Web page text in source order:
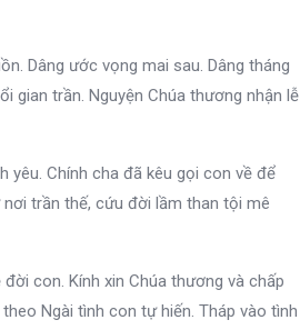
Dâng ước vọng mai sau. Dâng tháng
gian trần. Nguyện Chúa thương nhận lễ
yêu. Chính cha đã kêu gọi con về để
trần thế, cứu đời lầm than tội mê
con. Kính xin Chúa thương và chấp
Ngài tình con tự hiến. Tháp vào tình